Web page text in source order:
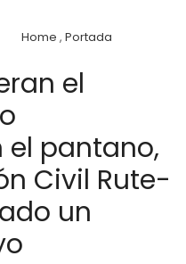
Home ,Portada
el
pantano,
Civil Rute-
un